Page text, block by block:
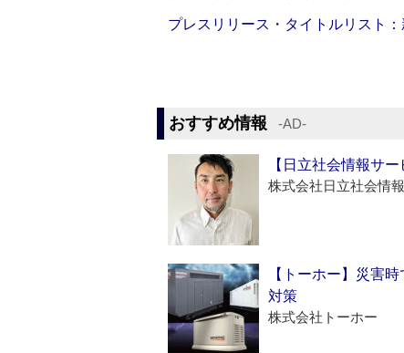
プレスリリース・タイトルリスト
おすすめ情報 ‐AD‐
【日立社会情報サ
株式会社日立社会情
【トーホー】災害
対策
株式会社トーホー